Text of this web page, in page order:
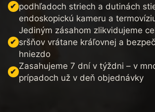
podhľadoch striech a dutinách
endoskopickú kameru a
Jediným zásahom zlikvidujeme
sršňov vrátane kráľovnej a
hniezdo
Zasahujeme 7 dní v týždni – v
prípadoch už v deň objednávky